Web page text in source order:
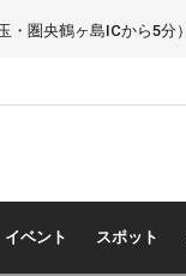
・圏央鶴ヶ島ICから5分）
イベント スポット